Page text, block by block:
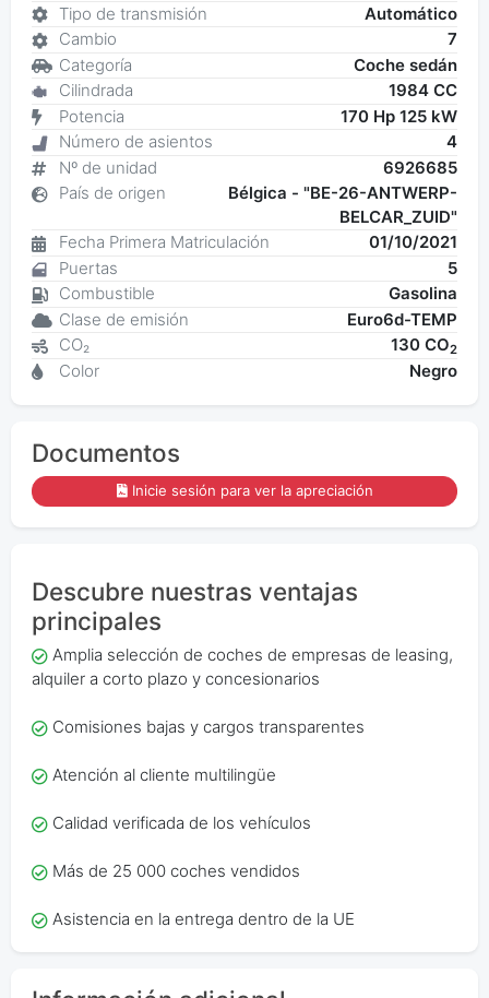
Tipo de transmisión
Automático
Cambio
7
Categoría
Coche sedán
Cilindrada
1984 CC
Potencia
170 Hp 125 kW
Número de asientos
4
Nº de unidad
6926685
País de origen
Bélgica - "BE-26-ANTWERP-
BELCAR_ZUID"
Fecha Primera Matriculación
01/10/2021
Puertas
5
Combustible
Gasolina
Clase de emisión
Euro6d-TEMP
CO₂
130 CO2
Color Negro
Documentos
Inicie sesión para ver la apreciación
Descubre nuestras ventajas
principales
Amplia selección de coches de empresas de leasing,
alquiler a corto plazo y concesionarios
Comisiones bajas y cargos transparentes
Atención al cliente multilingüe
Calidad verificada de los vehículos
Más de 25 000 coches vendidos
Asistencia en la entrega dentro de la UE